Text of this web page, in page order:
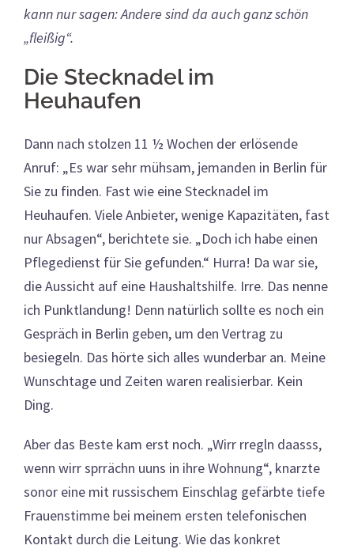
kann nur sagen: Andere sind da auch ganz schön
„fleißig“.
Die Stecknadel im
Heuhaufen
Dann nach stolzen 11 ½ Wochen der erlösende
Anruf: „Es war sehr mühsam, jemanden in Berlin für
Sie zu finden. Fast wie eine Stecknadel im
Heuhaufen. Viele Anbieter, wenige Kapazitäten, fast
nur Absagen“, berichtete sie. „Doch ich habe einen
Pflegedienst für Sie gefunden.“ Hurra! Da war sie,
die Aussicht auf eine Haushaltshilfe. Irre. Das nenne
ich Punktlandung! Denn natürlich sollte es noch ein
Gespräch in Berlin geben, um den Vertrag zu
besiegeln. Das hörte sich alles wunderbar an. Meine
Wunschtage und Zeiten waren realisierbar. Kein
Ding.
Aber das Beste kam erst noch. „Wirr rregln daasss,
wenn wirr sprrächn uuns in ihre Wohnung“, knarzte
sonor eine mit russischem Einschlag gefärbte tiefe
Frauenstimme bei meinem ersten telefonischen
Kontakt durch die Leitung. Wie das konkret